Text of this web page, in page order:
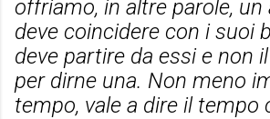
offriamo, in altre parole, un
deve coincidere con i suoi
deve partire da essi e non
per dirne una. Non meno
tempo, vale a dire il tempo